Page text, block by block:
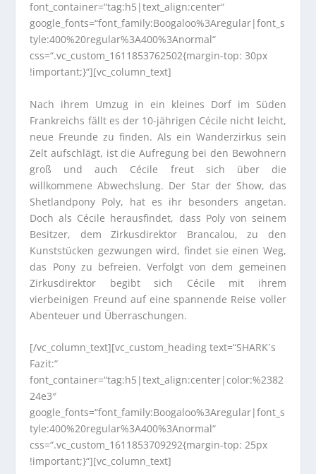
font_container=“tag:h5|text_align:center“
google_fonts=“font_family:Boogaloo%3Aregular|font_s
tyle:400%20regular%3A400%3Anormal“
css=“.vc_custom_1611853762502{margin-top: 30px
!important;}“][vc_column_text]
Nach ihrem Umzug in ein kleines Dorf im Süden
Frankreichs fällt es der 10-jährigen Cécile nicht leicht,
neue Freunde zu finden. Als ein Wanderzirkus sein
Zelt aufschlägt, ist die Aufregung bei den Bewohnern
groß und auch Cécile freut sich über die
willkommene Abwechslung. Der Star der Show, das
Shetlandpony Poly, hat es ihr besonders angetan.
Doch als Cécile herausfindet, dass Poly von seinem
Besitzer, dem Zirkusdirektor Brancalou, zu den
Kunststücken gezwungen wird, findet sie einen Weg,
das Pony zu befreien. Verfolgt von dem gemeinen
Zirkusdirektor begibt sich Cécile mit ihrem
vierbeinigen Freund auf eine spannende Reise voller
Abenteuer und Überraschungen.
[/vc_column_text][vc_custom_heading text=“SHARK´s
Fazit:“
font_container=“tag:h5|text_align:center|color:%2382
24e3″
google_fonts=“font_family:Boogaloo%3Aregular|font_s
tyle:400%20regular%3A400%3Anormal“
css=“.vc_custom_1611853709292{margin-top: 25px
!important;}“][vc_column_text]